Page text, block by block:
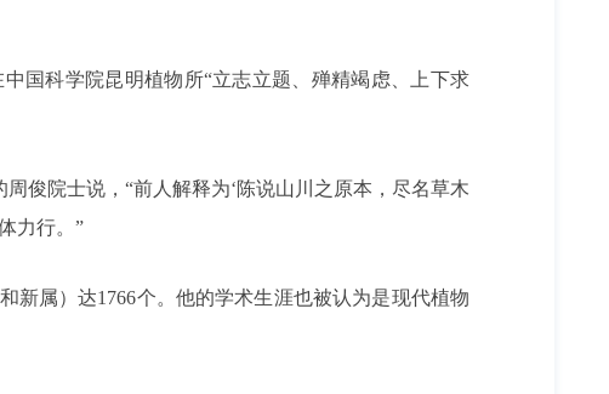
国科学院昆明植物所“立志立题、殚精竭虑、上下求
俊院士说，“前人解释为‘陈说山川之原本，尽名草木
力行。”
新属）达1766个。他的学术生涯也被认为是现代植物